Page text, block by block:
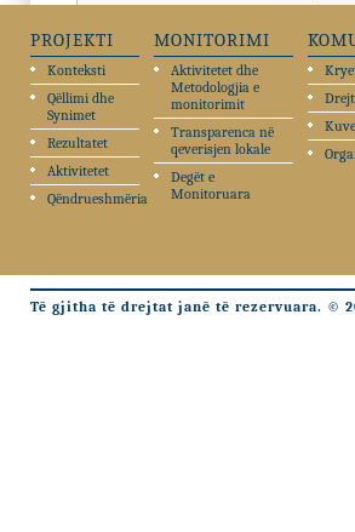
PROJEKTI
Konteksti
Qëllimi dhe
Synimet
Rezultatet
Aktivitetet
Qëndrueshmëria
MONITORIMI
Aktivitetet dhe
Metodologjia e
monitorimit
Transparenca në
qeverisjen lokale
Degët e
Monitoruara
Të gjitha të drejtat janë të rezervuara. ©